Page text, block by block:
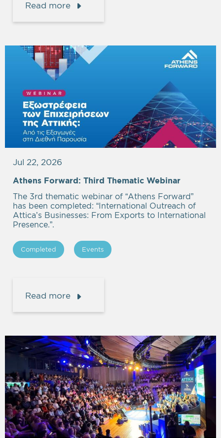
Read more
Jul 22, 2026
Athens Forward: Third Thematic Webinar
The 3rd thematic webinar of “Athens Forward”
has been completed: “International Outreach of
Attica’s Businesses: From Exports to International
Presence.”.
Completed Events
Read more